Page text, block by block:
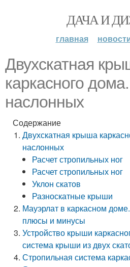
ДАЧА И
главная
Двухскатная
каркасного
наслонных
Содержание
Двухскатная крыша
наслонных
Расчет стропильных ног
Расчет стропильных ног
Уклон скатов
Разноскатные крыши
Мауэрлат в каркасном
плюсы и минусы
Устройство крыши
система крыши из двух
Стропильная система